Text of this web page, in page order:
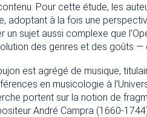
Pour cette étude, les
adoptant à la fois une
un sujet aussi complexe que
des genres et des goûts
est agrégé de musique,
en musicologie à
portent sur la notion de
André Campra (1660-